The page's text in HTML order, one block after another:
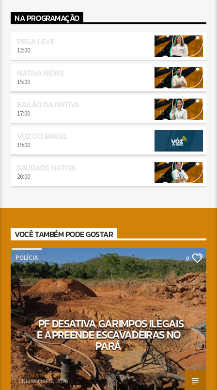
NA PROGRAMAÇÃO
PEGA LEVE
12:00
NATIVA NEWS
15:00
BAILÃO DA NATIVA
17:00
VOZ DO BRASIL
19:00
SAUDADE NATIVA
20:00
VOCÊ TAMBÉM PODE GOSTAR
POLÍCIA 0
PF DESATIVA GARIMPOS ILEGAIS
E APREENDE ESCAVADEIRAS NO
PARÁ
Jornalismo Nativa
7 DE AGOSTO, 2026